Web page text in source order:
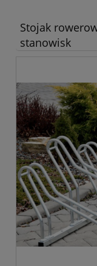
Stojak
stanowisk